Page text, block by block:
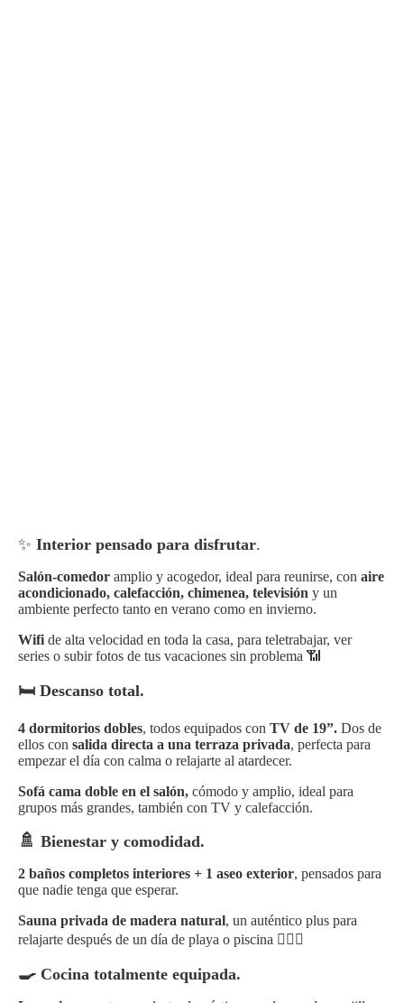
✨ Interior pensado para disfrutar.
Salón-comedor amplio y acogedor, ideal para reunirse, con aire
acondicionado, calefacción, chimenea, televisión y un
ambiente perfecto tanto en verano como en invierno.
Wifi de alta velocidad en toda la casa, para teletrabajar, ver
series o subir fotos de tus vacaciones sin problema 📶
🛏️ Descanso total.
4 dormitorios dobles, todos equipados con TV de 19”. Dos de
ellos con salida directa a una terraza privada, perfecta para
empezar el día con calma o relajarte al atardecer.
Sofá cama doble en el salón, cómodo y amplio, ideal para
grupos más grandes, también con TV y calefacción.
🚿 Bienestar y comodidad.
2 baños completos interiores + 1 aseo exterior, pensados para
que nadie tenga que esperar.
Sauna privada de madera natural, un auténtico plus para
relajarte después de un día de playa o piscina 🧖‍♂️✨
🍳 Cocina totalmente equipada.